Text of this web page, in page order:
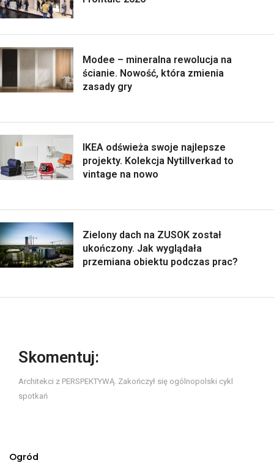
Modee – mineralna rewolucja na
ścianie. Nowość, która zmienia
zasady gry
IKEA odświeża swoje najlepsze
projekty. Kolekcja Nytillverkad to
vintage na nowo
Zielony dach na ZUSOK został
ukończony. Jak wyglądała
przemiana obiektu podczas prac?
Skomentuj:
Architekci z PERSPEKTYWĄ. Zakończył się ogólnopolski cykl
spotkań
Ogród